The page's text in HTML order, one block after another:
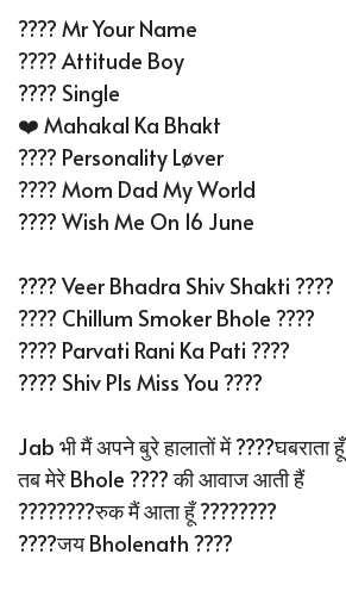
???? Mr Your Name
???? Attitude Boy
???? Single
❤️ Mahakal Ka Bhakt
???? Personality Løver
???? Mom Dad My World
????️ Wish Me On 16 June
???? Veer Bhadra Shiv Shakti ????
???? Chillum Smoker Bhole ????
???? Parvati Rani Ka Pati ????
???? Shiv Pls Miss You ????
Jab भी मैं अपने बुरे हालातों में ????घबराता हूँ
तब मेरे Bhole ???? की आवाज आती हैं
????️????️रुक मैं आता हूँ ????????
????जय Bholenath ????